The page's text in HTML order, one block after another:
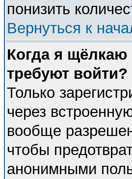
понизить
Вернуться к
Когда я щёлкаю
требуют войти?
Только
через
вообще
чтобы
анонимными